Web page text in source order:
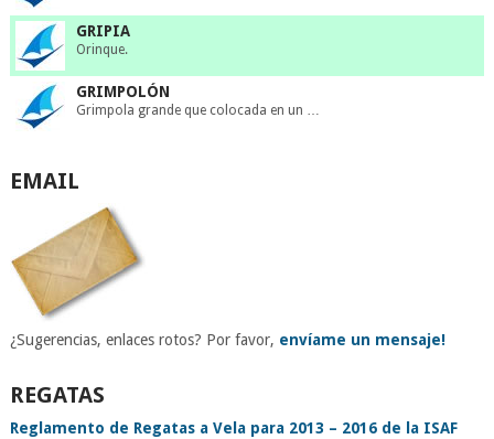
GRIPIA
Orinque.
GRIMPOLÓN
Grimpola grande que colocada en un …
EMAIL
¿Sugerencias, enlaces rotos? Por favor, envíame un mensaje!
REGATAS
Reglamento de Regatas a Vela para 2013 – 2016 de la ISAF